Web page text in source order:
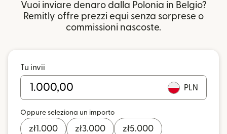
Vuoi inviare denaro dalla Polonia in Belgio?
Remitly offre prezzi equi senza sorprese o
commissioni nascoste.
Tu invii
PLN
Oppure seleziona un importo
zł1.000 zł3.000 zł5.000